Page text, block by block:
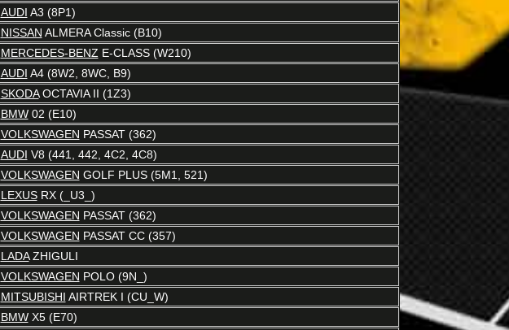
AUDI A3 (8P1)
NISSAN ALMERA Classic (B10)
MERCEDES-BENZ E-CLASS (W210)
AUDI A4 (8W2, 8WC, B9)
SKODAOCTAVIA II (1Z3)
BMW02 (E10)
VOLKSWAGEN PASSAT (362)
AUDI V8 (441, 442, 4C2, 4C8)
VOLKSWAGEN GOLF PLUS (5M1, 521)
LEXUSRX (_U3_)
VOLKSWAGEN PASSAT (362)
VOLKSWAGEN PASSAT CC (357)
LADAZHIGULI
VOLKSWAGEN POLO (9N_)
MITSUBISHI AIRTREK I (CU_W)
BMWX5 (E70)